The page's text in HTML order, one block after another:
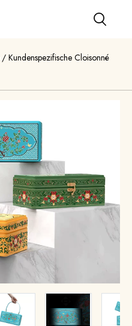
/ Kundenspezifische Cloisonné